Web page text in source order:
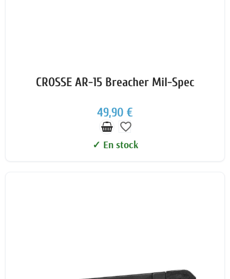
CROSSE AR-15 Breacher Mil-Spec
49,90 €
favorite_border
✓ En stock